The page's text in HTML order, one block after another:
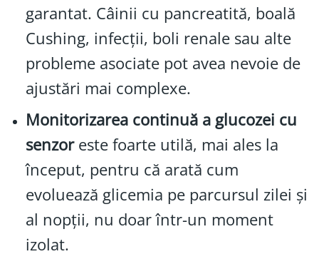
garantat. Câinii cu pancreatită, boală
Cushing, infecții, boli renale sau alte
probleme asociate pot avea nevoie de
ajustări mai complexe.
Monitorizarea continuă a glucozei cu
senzoreste foarte utilă, mai ales la
început, pentru că arată cum
evoluează glicemia pe parcursul zilei și
al nopții, nu doar într-un moment
izolat.